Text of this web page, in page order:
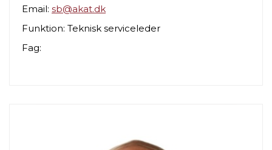
Email: sb@akat.dk
Funktion: Teknisk serviceleder
Fag: